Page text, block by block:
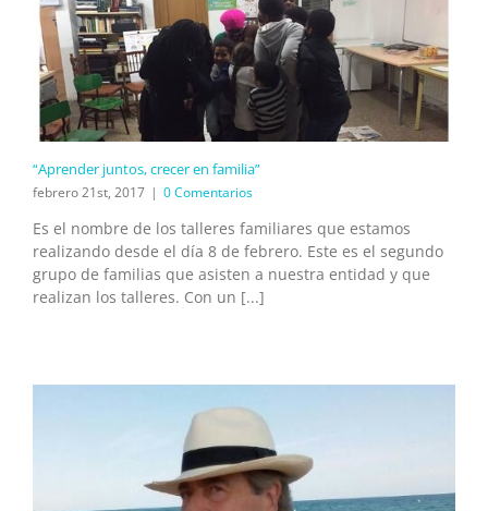
“Aprender juntos, crecer en familia”
febrero 21st, 2017 | 0 Comentarios
Es el nombre de los talleres familiares que estamos
realizando desde el día 8 de febrero. Este es el segundo
grupo de familias que asisten a nuestra entidad y que
realizan los talleres. Con un [...]